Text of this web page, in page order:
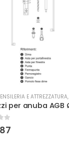
E ATTREZZATURA,